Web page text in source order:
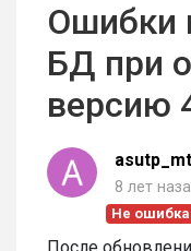
Ошибки
БД при
версию
8 лет
Не ошибка